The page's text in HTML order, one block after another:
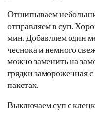
Отщипываем
отправляем в суп.
мин. Добавляем один
чеснока и немного
можно заменить на
грядки замороженная
пакетах.
Выключаем суп с